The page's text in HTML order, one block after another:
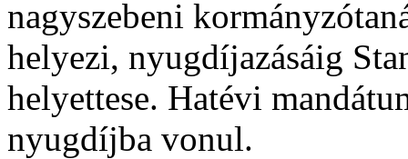
nagyszebeni
helyezi, nyugdíjazásáig
helyettese. Hatévi
nyugdíjba vonul.